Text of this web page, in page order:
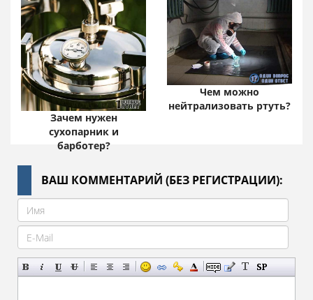
Зачем нужен
сухопарник и
барботер?
Чем можно
нейтрализовать ртуть?
ВАШ КОММЕНТАРИЙ (БЕЗ РЕГИСТРАЦИИ):